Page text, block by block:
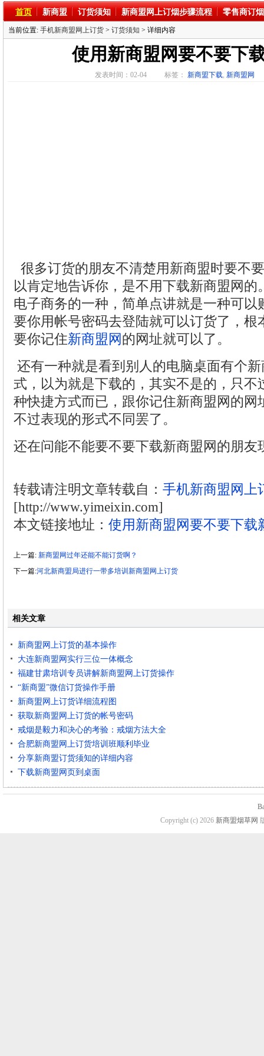
首页 新商盟 订货须知 新商盟网上订烟步骤流程 零售商订
当前位置: 手机新商盟网上订货 > 订货须知 > 详细内容
使用新商盟网要不要下
发表时间：02-04 标签： 新商盟下载, 新商盟网
很多订货的朋友不清楚用新商盟时要不
以肯定地告诉你，是不用下载新商盟网的
电子商务的一种，简单点讲就是一种可以
要你用帐号密码去登陆就可以订货了，根
要你记住新商盟网 的网址就可以了。
还有一种就是看到别人的电脑桌面有个
式，以为就是下载的，其实不是的，只不
种快捷方式而已，跟你记住新商盟网的网
不过表现的形式不同罢了。
还在问能不能要不要下载新商盟网的朋友
转载请注明文章转载自： 手机新商盟网上
[http://www.yimeixin.com]
本文链接地址： 使用新商盟网要不要下载
上一篇: 新商盟网过年还能不能订货啊？
下一篇:河北新商盟局进行一带多培训新商盟网上订货
相关文章
新商盟网上订货的基本操作
大连新商盟网实行三位一体概念
福建甘肃培训专员讲解新商盟网上订货操作
“新商盟”微信订货操作手册
新商盟网上订货详细流程图
获取新商盟网上订货的帐号密码
戒烟是毅力和决心的考验：戒烟方法大全
合肥新商盟网上订货培训班顺利毕业
分享新商盟订货须知的详细内容
下载新商盟网页到桌面
Copyright (c) 2026 新商盟烟草网